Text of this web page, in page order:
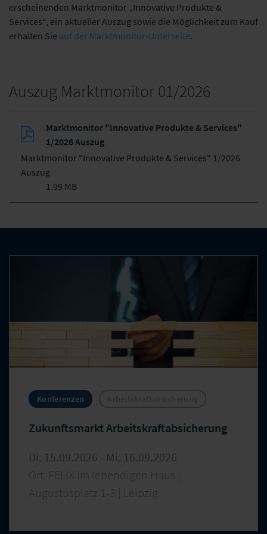
erscheinenden Marktmonitor „Innovative Produkte &
Services“, ein aktueller Auszug sowie die Möglichkeit zum Kauf
erhalten Sie auf der Marktmonitor-Unterseite.
Auszug Marktmonitor 01/2026
Marktmonitor "Innovative Produkte & Services"
1/2026 Auszug
Marktmonitor "Innovative Produkte & Services" 1/2026
Auszug
1.99 MB
Konferenzen
Zukunftsmarkt Arbeitskraftabsicherung
Di, 15.09.2026 - Mi, 16.09.2026
Ort: FELIX im lebendigen Haus |
Augustusplatz 1-3 | Leipzig